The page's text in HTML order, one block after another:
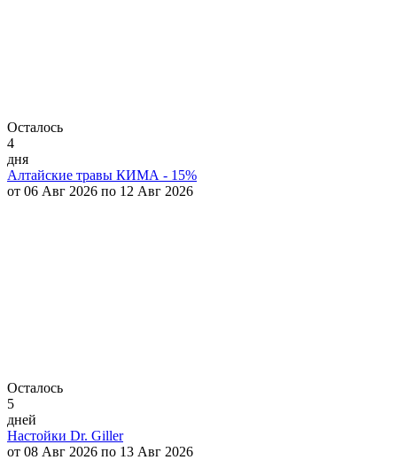
Осталось
4
дня
Алтайские травы КИМА - 15%
от 06 Авг 2026 по 12 Авг 2026
Осталось
5
дней
Настойки Dr. Giller
от 08 Авг 2026 по 13 Авг 2026